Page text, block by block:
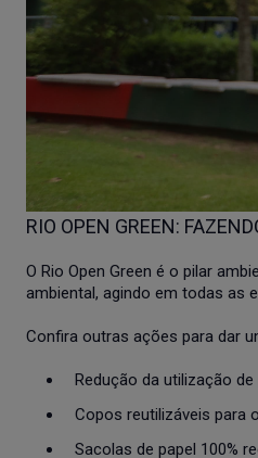
RIO OPEN GREEN:
O Rio Open Green é o pilar
ambiental, agindo em todas as
Confira outras ações para dar
Redução da utilização
Copos reutilizáveis para
Sacolas de papel 100%